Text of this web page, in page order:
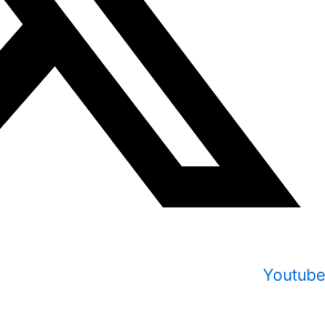
Youtube